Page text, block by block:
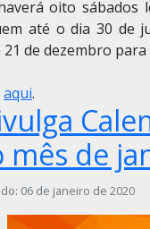
oito
até o dia 30 de
de dezembro
aqui.
mês de
06 de janeiro de 2020